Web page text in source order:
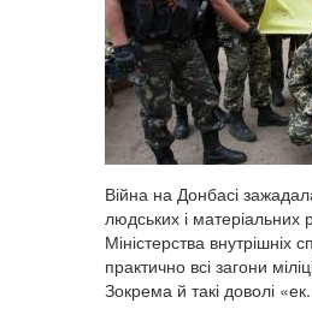
​Війна на Донбасі
людських і матеріальних
Міністерства внутрішніх
практично всі загони
Зокрема й такі доволі